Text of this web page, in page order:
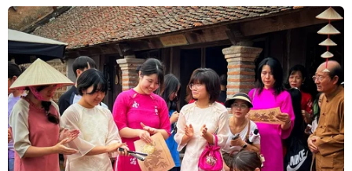
26/04/2026 12:17
Xác lập kỷ lục "Bản đồ Việt Nam làm
từ xôi nước cốt dừa lớn nhất Việt
Nam"
26/04/2026 08:49